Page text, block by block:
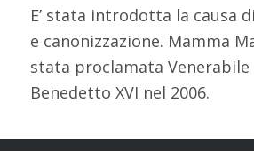
E’ stata introdotta la causa
e canonizzazione. Mamma
stata proclamata Venerabile
Benedetto XVI nel 2006.